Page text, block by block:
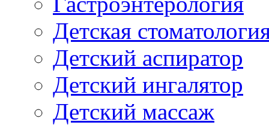
Детская
Детский аспиратор
Детский ингалятор
Детский массаж